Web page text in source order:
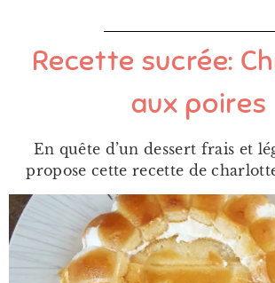
Recette sucrée:
aux poires
En quête d’un dessert frais et
propose cette recette de